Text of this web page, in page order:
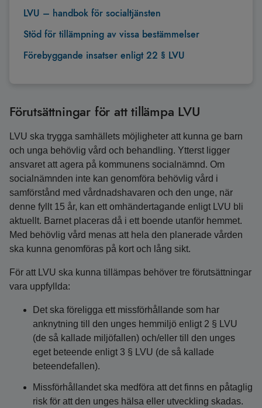
LVU – handbok för socialtjänsten
Stöd för tillämpning av vissa bestämmelser
Förebyggande insatser enligt 22 § LVU
Förutsättningar för att tillämpa LVU
LVU ska trygga samhällets möjligheter att kunna ge barn
och unga behövlig vård och behandling. Ytterst ligger
ansvaret att agera på kommunens socialnämnd. Om
socialnämnden inte kan genomföra behövlig vård i
samförstånd med vårdnadshavaren och den unge, när
denne fyllt 15 år, kan ett omhändertagande enligt LVU bli
aktuellt. Barnet placeras då i ett boende utanför hemmet.
Med behövlig vård menas att hela den planerade vården
ska kunna genomföras på kort och lång sikt.
För att LVU ska kunna tillämpas behöver tre förutsättningar
vara uppfyllda:
Det ska föreligga ett missförhållande som har
anknytning till den unges hemmiljö enligt 2 § LVU
(de så kallade miljöfallen) och/eller till den unges
eget beteende enligt 3 § LVU (de så kallade
beteendefallen).
Missförhållandet ska medföra att det finns en påtaglig
risk för att den unges hälsa eller utveckling skadas.